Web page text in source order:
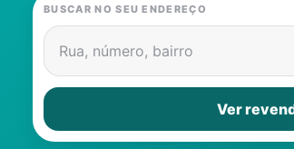
BUSCAR NO SEU ENDEREÇO
Rua, número, bairro
Ver